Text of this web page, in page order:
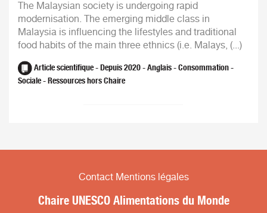
The Malaysian society is undergoing rapid
modernisation. The emerging middle class in
Malaysia is influencing the lifestyles and traditional
food habits of the main three ethnics (i.e. Malays, (...)
Article scientifique - Depuis 2020 - Anglais - Consommation -
Sociale - Ressources hors Chaire
Contact Mentions légales
Chaire UNESCO Alimentations du Monde